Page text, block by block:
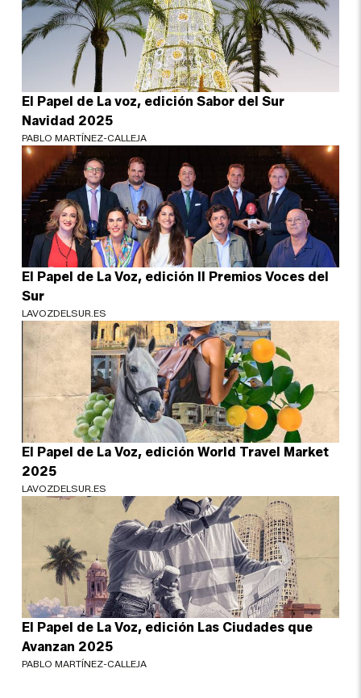
El Papel de La voz, edición Sabor del Sur
Navidad 2025
PABLO MARTÍNEZ-CALLEJA
El Papel de La Voz, edición II Premios Voces del
Sur
LAVOZDELSUR.ES
El Papel de La Voz, edición World Travel Market
2025
LAVOZDELSUR.ES
El Papel de La Voz, edición Las Ciudades que
Avanzan 2025
PABLO MARTÍNEZ-CALLEJA